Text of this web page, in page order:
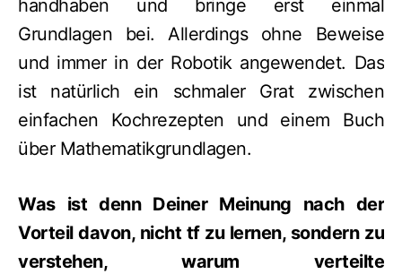
handhaben und bringe erst einmal
Grundlagen bei. Allerdings ohne Beweise
und immer in der Robotik angewendet. Das
ist natürlich ein schmaler Grat zwischen
einfachen Kochrezepten und einem Buch
über Mathematikgrundlagen.
Was ist denn Deiner Meinung nach der
Vorteil davon, nicht tf zu lernen, sondern zu
verstehen, warum verteilte